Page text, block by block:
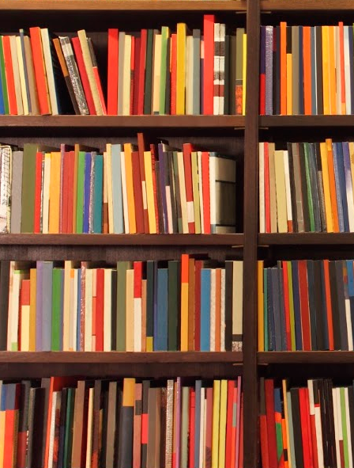
Q21：领取到的2025"乐品上海"餐饮消费
在每个平台领取到的消费券不能
支付宝领取的消费券只能通过支
付、云闪付同理。
Q22：三个消费券发放平台参与活动的企
不一定相同。由于每个企业的支
时核销三个平台发放的消费券。
券所属的平台，查询具体可以核
店信息。
Q23：消费者反映在门店核销时没有成功